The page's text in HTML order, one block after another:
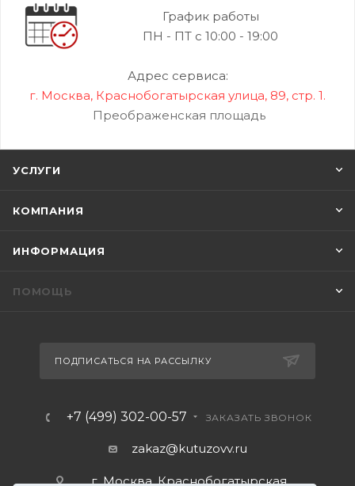
График работы
ПН - ПТ с 10:00 - 19:00
Адрес сервиса:
г. Москва, Краснобогатырская улица, 89, стр. 1.
Преображенская площадь
УСЛУГИ
КОМПАНИЯ
ИНФОРМАЦИЯ
ПОМОЩЬ
ПОДПИСАТЬСЯ НА РАССЫЛКУ
+7 (499) 302-00-57 ЗАКАЗАТЬ ЗВОНОК
zakaz@kutuzovv.ru
г. Москва, Краснобогатырская